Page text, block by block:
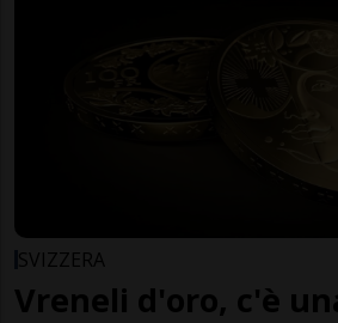
SVIZZERA
Vreneli d'oro, c'è